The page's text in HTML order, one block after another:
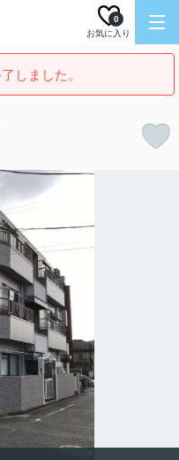
お気に入り
0
しました。